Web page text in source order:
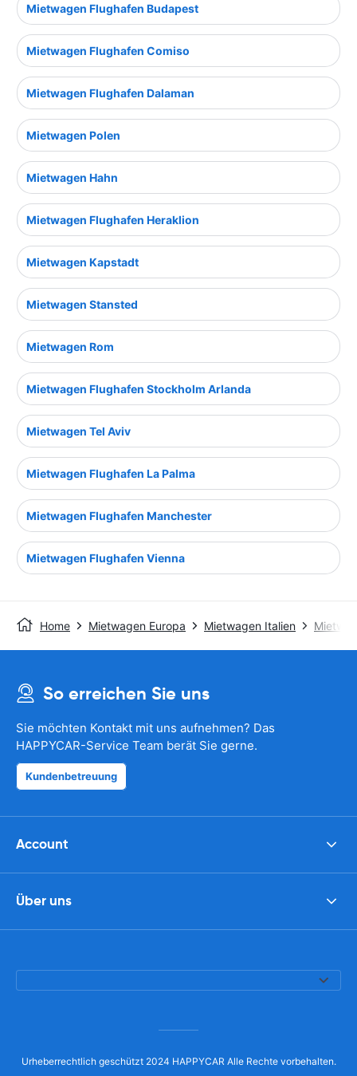
Mietwagen Flughafen Budapest
Mietwagen Flughafen Comiso
Mietwagen Flughafen Dalaman
Mietwagen Polen
Mietwagen Hahn
Mietwagen Flughafen Heraklion
Mietwagen Kapstadt
Mietwagen Stansted
Mietwagen Rom
Mietwagen Flughafen Stockholm Arlanda
Mietwagen Tel Aviv
Mietwagen Flughafen La Palma
Mietwagen Flughafen Manchester
Mietwagen Flughafen Vienna
Home Mietwagen Europa Mietwagen Italien
So erreichen Sie uns
Sie möchten Kontakt mit uns aufnehmen? Das
HAPPYCAR-Service Team berät Sie gerne.
Kundenbetreuung
Account
Über uns
Urheberrechtlich geschützt 2024 HAPPYCAR Alle Rechte vorbehalten.